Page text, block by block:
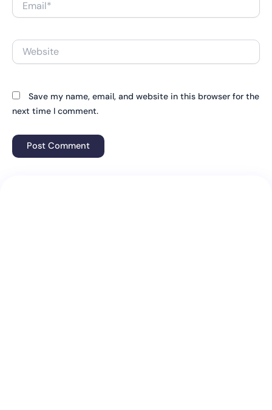
Website
Save my name, email, and website in this browser for the
next time I comment.